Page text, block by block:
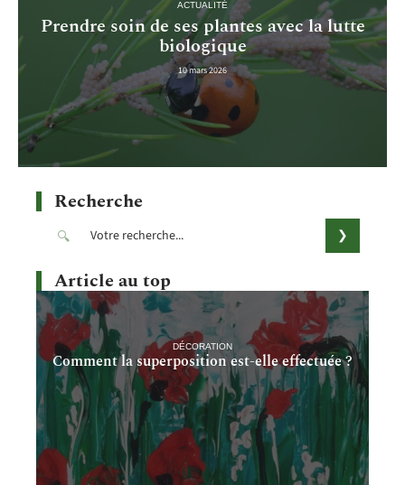
ACTUALITÉ
Prendre soin de ses plantes avec la lutte
biologique
10 mars 2026
Recherche
Article au top
DÉCORATION
Comment la superposition est-elle effectuée ?